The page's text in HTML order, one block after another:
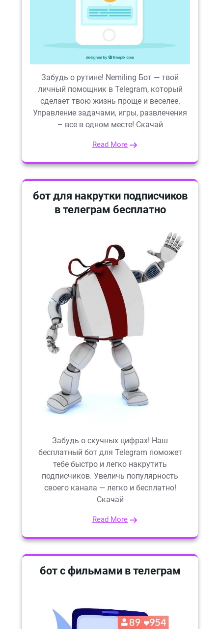
Забудь о рутине! Nemiling Бот — твой
личный помощник в Telegram, который
сделает твою жизнь проще и веселее.
Управление задачами, игры, развлечения
– все в одном месте! Скачай
Read More
бот для накрутки подписчиков
в телеграм бесплатно
Забудь о скучных цифрах! Наш
бесплатный бот для Telegram поможет
тебе быстро и легко накрутить
подписчиков. Увеличь популярность
своего канала — легко и бесплатно!
Скачай
Read More
бот с фильмами в телеграм